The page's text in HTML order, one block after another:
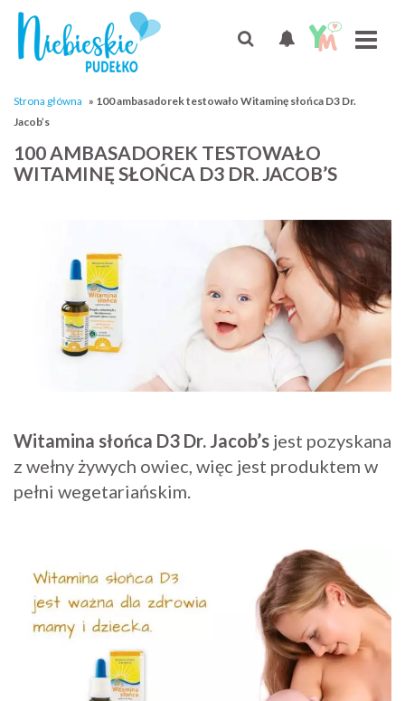
Strona główna » 100 ambasadorek testowało Witaminę słońca D3 Dr.
Jacob’s
100 AMBASADOREK TESTOWAŁO
WITAMINĘ SŁOŃCA D3 DR. JACOB’S
Witamina słońca D3 Dr. Jacob’s jest pozyskana
z wełny żywych owiec, więc jest produktem w
pełni wegetariańskim.